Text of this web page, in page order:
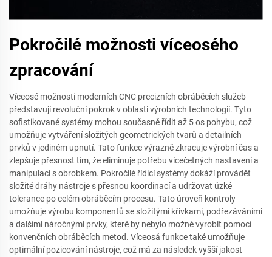
Pokročilé možnosti víceosého
zpracování
Víceosé možnosti moderních CNC precizních obráběcích služeb
představují revoluční pokrok v oblasti výrobních technologií. Tyto
sofistikované systémy mohou současně řídit až 5 os pohybu, což
umožňuje vytváření složitých geometrických tvarů a detailních
prvků v jediném upnutí. Tato funkce výrazně zkracuje výrobní čas a
zlepšuje přesnost tím, že eliminuje potřebu vícečetných nastavení a
manipulaci s obrobkem. Pokročilé řídicí systémy dokáží provádět
složité dráhy nástroje s přesnou koordinací a udržovat úzké
tolerance po celém obráběcím procesu. Tato úroveň kontroly
umožňuje výrobu komponentů se složitými křivkami, podřezáváními
a dalšími náročnými prvky, které by nebylo možné vyrobit pomocí
konvenčních obráběcích metod. Víceosá funkce také umožňuje
optimální pozicování nástroje, což má za následek vyšší jakost